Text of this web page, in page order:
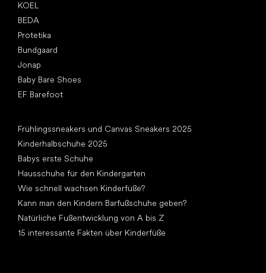
KOEL
BEDA
Protetika
Bundgaard
Jonap
Baby Bare Shoes
EF Barefoot
Frühlingssneakers und Canvas Sneakers 2025
Kinderhalbschuhe 2025
Babys erste Schuhe
Hausschuhe für den Kindergarten
Wie schnell wachsen Kinderfüße?
Kann man den Kindern Barfußschuhe geben?
Natürliche Fußentwicklung von A bis Z
15 interessante Fakten über Kinderfüße